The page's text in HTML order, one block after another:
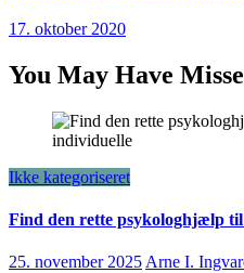
17. oktober 2020
You May Have
Ikke kategoriseret
Find den rette psykologhjælp
25. november 2025Arne I.